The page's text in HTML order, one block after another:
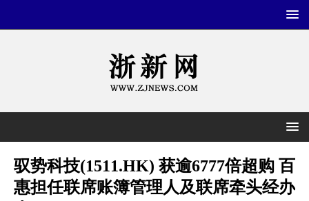
驭势科技(1511.HK) 获逾6777倍超购 百
惠担任联席账簿管理人及联席牵头经办